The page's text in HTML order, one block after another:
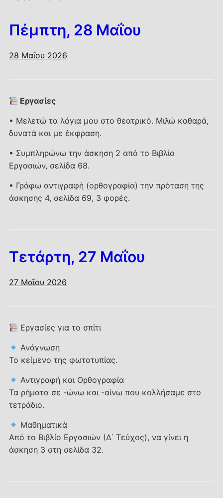
Πέμπτη, 28 Μαΐου
28 Μαΐου 2026
Εργασίες
• Μελετώ τα λόγια μου στο θεατρικό. Μιλώ καθαρά,
δυνατά και με έκφραση.
• Συμπληρώνω την άσκηση 2 από το Βιβλίο
Εργασιών, σελίδα 68.
• Γράφω αντιγραφή (ορθογραφία) την πρόταση της
άσκησης 4, σελίδα 69, 3 φορές.
Τετάρτη, 27 Μαΐου
27 Μαΐου 2026
Εργασίες για το σπίτι
Ανάγνωση
Το κείμενο της φωτοτυπίας.
Αντιγραφή και Ορθογραφία
Τα ρήματα σε -ώνω και -αίνω που κολλήσαμε στο
τετράδιο.
Μαθηματικά
Από το Βιβλίο Εργασιών (Δ΄ Τεύχος), να γίνει η
άσκηση 3 στη σελίδα 32.